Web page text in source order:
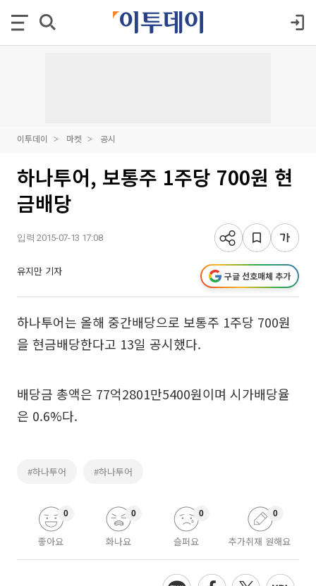
이투데이 마켓 공시
하나투어, 보통주 1주당 700원 현
금배당
입력 2015-07-13 17:08
유지만 기자 구글 선호매체 추가
하나투어는 올해 중간배당으로 보통주 1주당 700원
을 현금배당한다고 13일 공시했다.
배당금 총액은 77억2801만5400원이며 시가배당율
은 0.6%다.
#하나투어 #하나투어
좋아요
0
화나요
0
슬퍼요
0
추가취재 원해요
0